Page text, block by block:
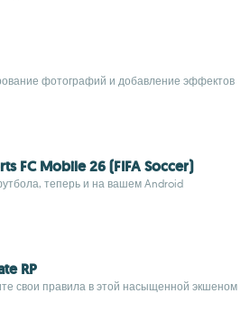
фотографий и добавление эффектов
FC Mobile 26 (FIFA Soccer)
теперь и на вашем Android
RP
свои правила в этой насыщенной экшеном